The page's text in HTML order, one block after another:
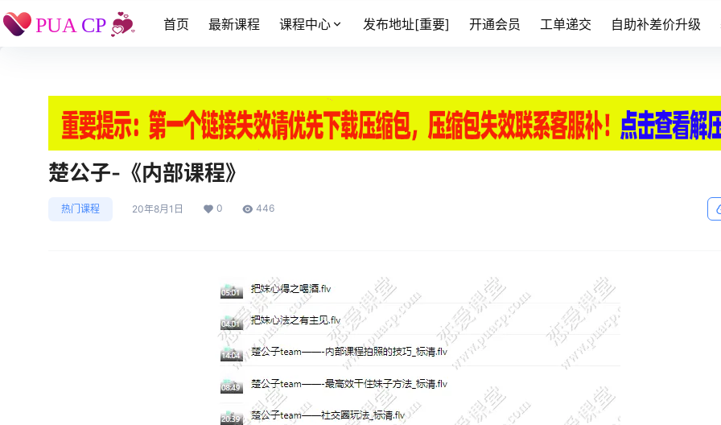
首页 最新课程 课程中心 发布地址[重要] 开通会员 工单递交 自助补差价升级
楚公子-《内部课程》
热门课程 20年8月1日 0 446